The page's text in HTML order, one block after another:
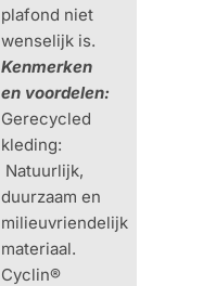
plafond niet
wenselijk is.
Kenmerken
en voordelen:
Gerecycled
kleding:
Natuurlijk,
duurzaam en
milieuvriendelijk
materiaal.
Cyclin®